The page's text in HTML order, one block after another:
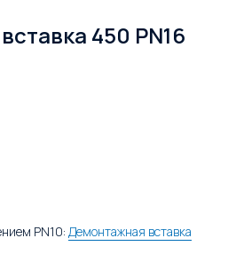
450 PN16
PN10: Демонтажная вставка